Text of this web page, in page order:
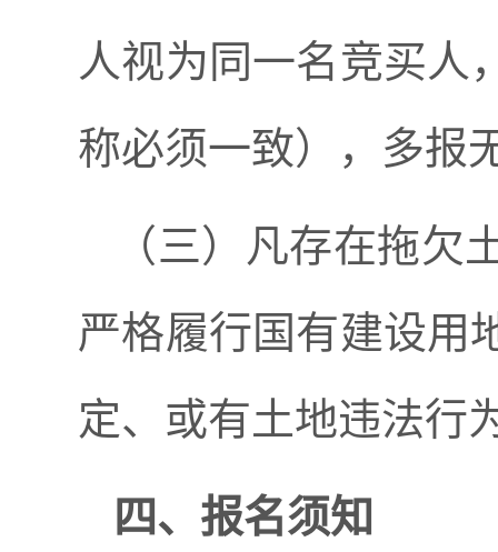
人视为同一名竞买人
称必须一致），多报
（三）凡存在拖
严格履行国有建设用
定、或有土地违法行
四、报名须知